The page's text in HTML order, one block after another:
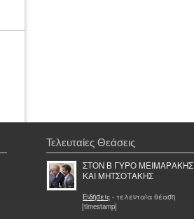
Τελευταίες Θεάσεις
ΣΤΟΝ Β ΓΥΡΟ ΜΕΙΜΑΡΑΚΗΣ
ΚΑΙ ΜΗΤΣΟΤΑΚΗΣ
Ειδήσεις - τελευταία θέαση
[timestamp]